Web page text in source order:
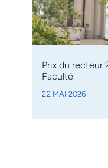
Prix du recteur
Faculté
22 MAI 2026